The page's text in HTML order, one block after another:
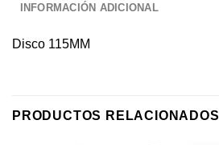
INFORMACIÓN ADICIONAL
Disco 115MM
PRODUCTOS RELACIONADOS